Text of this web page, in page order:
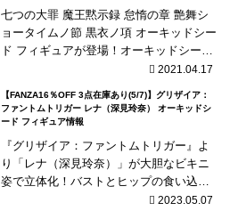
七つの大罪 魔王黙示録 怠惰の章 艶舞シ
ョータイムノ節 黒衣ノ項 オーキッドシー
ド フィギュアが登場！オーキッドシード
の「怠惰の魔王ベルフェゴール」が、漆
場！※キャス...
2021.04.17
【FANZA16％OFF 3点在庫あり(5/7)】グリザイア：
ファントムトリガー レナ（深見玲奈） オーキッドシ
ード フィギュア情報
『グリザイア：ファントムトリガー』よ
り「レナ（深見玲奈）」が大胆なビキニ
姿で立体化！バストとヒップの食い込み
2023.05.07